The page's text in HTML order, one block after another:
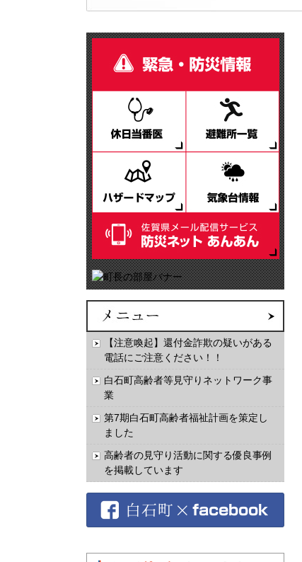
【注意喚起】還付金詐欺の疑いがある
電話にご注意ください！！
白石町高齢者等見守りネットワーク事
業
第7期白石町高齢者福祉計画を策定し
ました
高齢者の見守り活動に関する優良事例
を掲載しています